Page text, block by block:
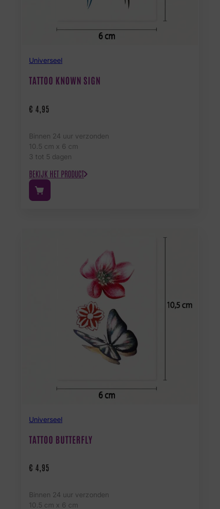
Universeel
TATTOO KNOWN SIGN
€ 4,95
Binnen 24 uur verzonden
10.5 cm x 6 cm
3 tot 5 dagen
BEKIJK HET PRODUCT
Universeel
TATTOO BUTTERFLY
€ 4,95
Binnen 24 uur verzonden
10.5 cm x 6 cm